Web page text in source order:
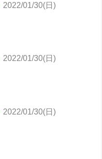
2022/01/30(日)
2022/01/30(日)
2022/01/30(日)